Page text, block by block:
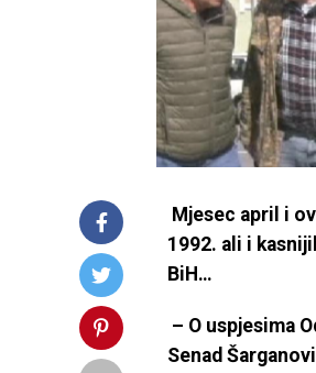
Mjesec april i
1992. ali i
– O uspjesima
Senad